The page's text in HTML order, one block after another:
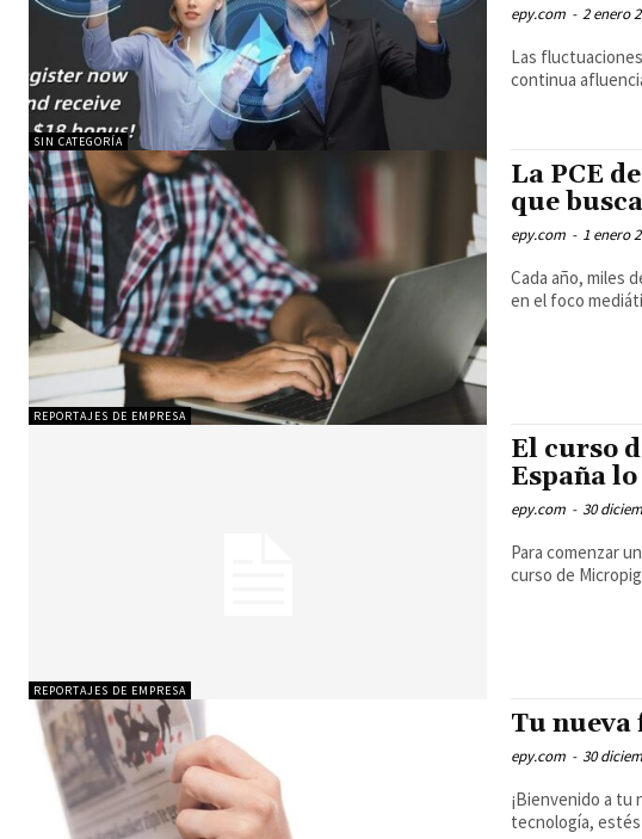
SIN CATEGORÍA
epy.com - 2 enero
Las
continua
REPORTAJES DE EMPRESA
La PCE
que
epy.com - 1 enero
Cada año, miles
en el foco
REPORTAJES DE EMPRESA
El curso
España
epy.com - 30
Para comenzar
curso de
Tu nueva
epy.com - 30
¡Bienvenido a tu
tecnología,